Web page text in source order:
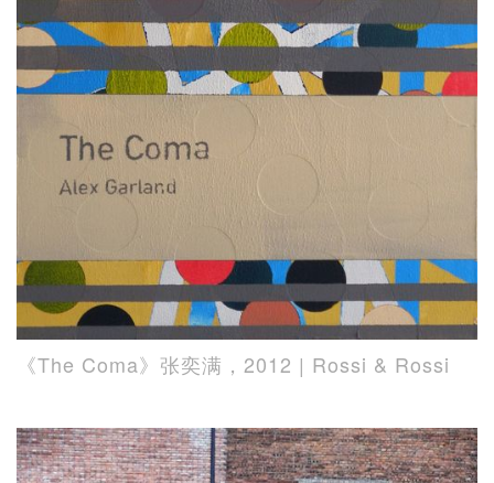
《The Coma》张奕满，2012 | Rossi & Rossi